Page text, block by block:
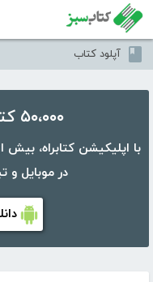
آپلود کتاب
۵۰،۰۰۰ کتاب در موبایل شما
در موبایل و